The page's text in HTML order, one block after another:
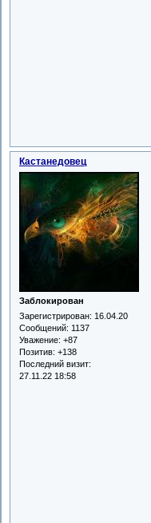
Кастанедовец
Заблокирован
Зарегистрирован: 16.04.20
Сообщений: 1137
Уважение: +87
Позитив: +138
Последний визит:
27.11.22 18:58